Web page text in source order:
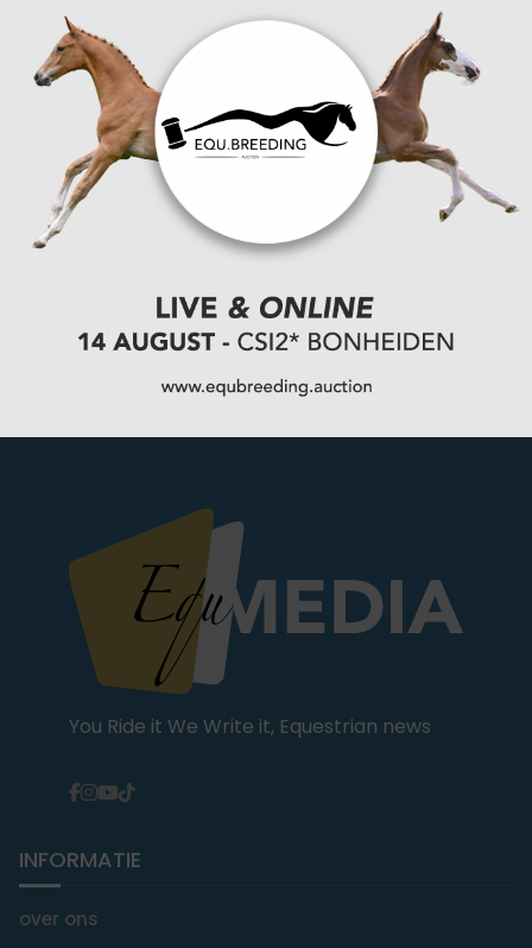
VORIGE
Geen derde termijn voor Prinses Haya
VOLGENDE
You Ride it We Write it, Equestrian news
INFORMATIE
over ons